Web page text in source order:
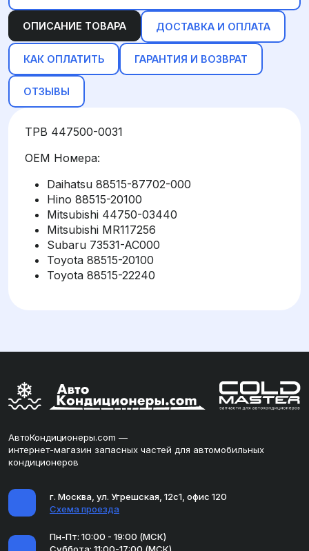
ОПИСАНИЕ ТОВАРА ДОСТАВКА И ОПЛАТА
КАК ОПЛАТИТЬ ГАРАНТИЯ И ВОЗВРАТ
ОТЗЫВЫ
ТРВ 447500-0031
OEM Номера:
Daihatsu 88515-87702-000
Hino 88515-20100
Mitsubishi 44750-03440
Mitsubishi MR117256
Subaru 73531-AC000
Toyota 88515-20100
Toyota 88515-22240
АвтоКондиционеры.com —
интернет-магазин запасных частей для автомобильных
кондиционеров
г. Москва, ул. Угрешская, 12с1, офис 120
Схема проезда
Пн-Пт: 10:00 - 19:00 (МСК)
Суббота: 11:00-17:00 (МСК)